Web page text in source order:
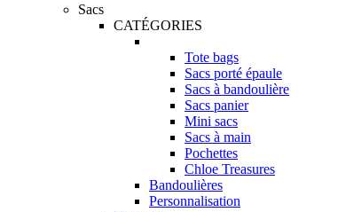
Sacs
CATÉGORIES
Tote bags
Sacs porté épaule
Sacs à bandoulière
Sacs panier
Mini sacs
Sacs à main
Pochettes
Chloe Treasures
Bandoulières
Personnalisation